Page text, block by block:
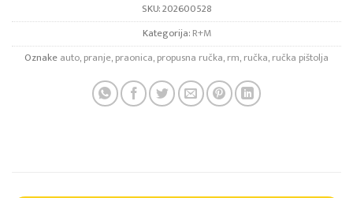
SKU:202600528
Kategorija:R+M
Oznakeauto,pranje,praonica,propusna ručka,rm,ručka,ručka pištolja